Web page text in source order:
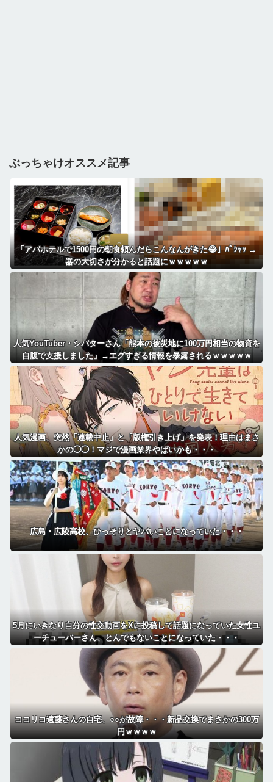
ぶっちゃけオススメ記事
「アパホテルで1500円の朝食頼んだらこんなんがきた😂」ﾊﾟｼｬｯ →
器の大切さが分かると話題にｗｗｗｗｗ
人気YouTuber・シバターさん「熊本の被災地に100万円相当の物資を
自腹で支援しました」→エグすぎる情報を暴露されるｗｗｗｗｗ
人気漫画、突然「連載中止」と「版権引き上げ」を発表！理由はまさ
かの◯◯！マジで漫画業界やばいかも・・・
広島・広陵高校、ひっそりとヤバいことになっていた・・・
5月にいきなり自分の性交動画をXに投稿して話題になっていた女性ユ
ーチューバーさん、とんでもないことになっていた・・・
ココリコ遠藤さんの自宅、○○が故障・・・新品交換でまさかの300万
円ｗｗｗｗ